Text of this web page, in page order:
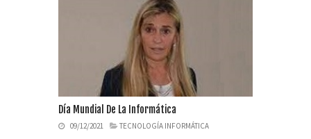
Día Mundial De La Informática
09/12/2021 TECNOLOGÍA INFORMÁTICA